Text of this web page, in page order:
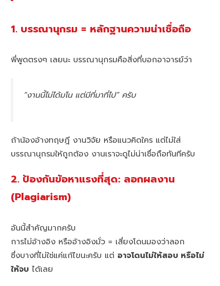
1. บรรณานุกรม = หลักฐานความน่าเชื่อถือ
พี่พูดตรงๆ เลยนะ บรรณานุกรมคือสิ่งที่บอกอาจารย์ว่า
“งานนี้ไม่ได้มโน แต่มีที่มาที่ไป” ครับ
ถ้าน้องอ้างทฤษฎี งานวิจัย หรือแนวคิดใคร แต่ไม่ใส่
บรรณานุกรมให้ถูกต้อง งานเราจะดูไม่น่าเชื่อถือทันทีครับ
2. ป้องกันข้อหาแรงที่สุด: ลอกผลงาน
(Plagiarism)
อันนี้สำคัญมากครับ
การไม่อ้างอิง หรืออ้างอิงมั่ว = เสี่ยงโดนมองว่าลอก
ซึ่งบางที่ไม่ใช่แค่แก้ไขนะครับ แต่ อาจโดนไม่ให้สอบ หรือไม่
ให้จบ ได้เลย